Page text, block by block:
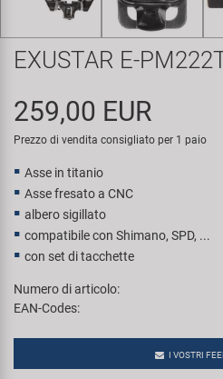
Super B
Trail-Gator
Velo
EXUSTAR E-
259,00 EUR
Prezzo di vendita consigliato per 1 paio
Asse in titanio
Asse fresato a CNC
albero sigillato
compatibile con Shimano, SPD, ...
con set di tacchette
Numero di articolo:
EAN-Codes:
I VOSTRI